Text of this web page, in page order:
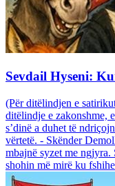
Sevdail Hyseni:
(Për ditëlindjen e
ditëlindje e zakonshme,
s’dinë a duhet të
vërtetë. - Skënder
mbajnë syzet me ngjyra.
shohin më mirë ku